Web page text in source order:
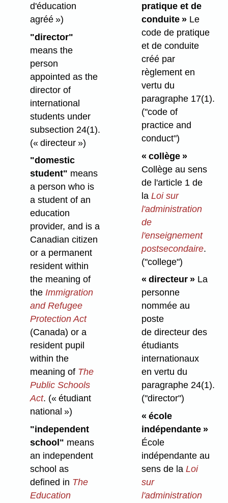
d'éducation
agréé »)
"director"
means the
person
appointed as the
director of
international
students under
subsection 24(1).
(« directeur »)
"domestic
student" means
a person who is
a student of an
education
provider, and is a
Canadian citizen
or a permanent
resident within
the meaning of
theImmigration
and Refugee
Protection Act
(Canada) or a
resident pupil
within the
meaning of The
Public Schools
Act. (« étudiant
national »)
"independent
school" means
an independent
school as
defined in The
Education
pratique et de
conduite »Le
code de pratique
et de conduite
créé par
règlement en
vertu du
paragraphe 17(1).
("code of
practice and
conduct")
« collège »
Collège au sens
de l'article 1 de
la Loi sur
l'administration
de
l'enseignement
postsecondaire.
("college")
« directeur »La
personne
nommée au
poste
de directeur des
étudiants
internationaux
en vertu du
paragraphe 24(1).
("director")
« école
indépendante »
École
indépendante au
sens de la Loi
sur
l'administration